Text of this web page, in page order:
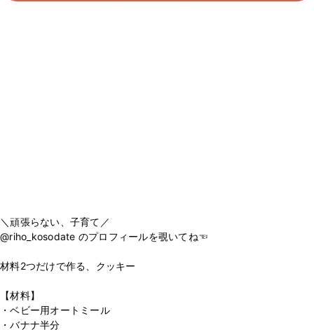
＼頑張らない、子育て／
@riho_kosodate のプロフィールを覗いてね☜
材料2つだけで作る、クッキー
【材料】
・ベビー用オートミール
・バナナ半分